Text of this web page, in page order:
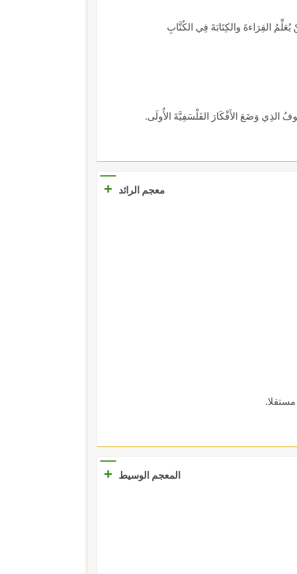
القِرَاءةَ والكِتَابَةَ فِي الكُتَّابِ
الذِي وَضَعَ الأَفْكَارَ الفَلْسَفِيَّةَ الأُولَى.
معجم الرائد +
المعجم الوسيط +